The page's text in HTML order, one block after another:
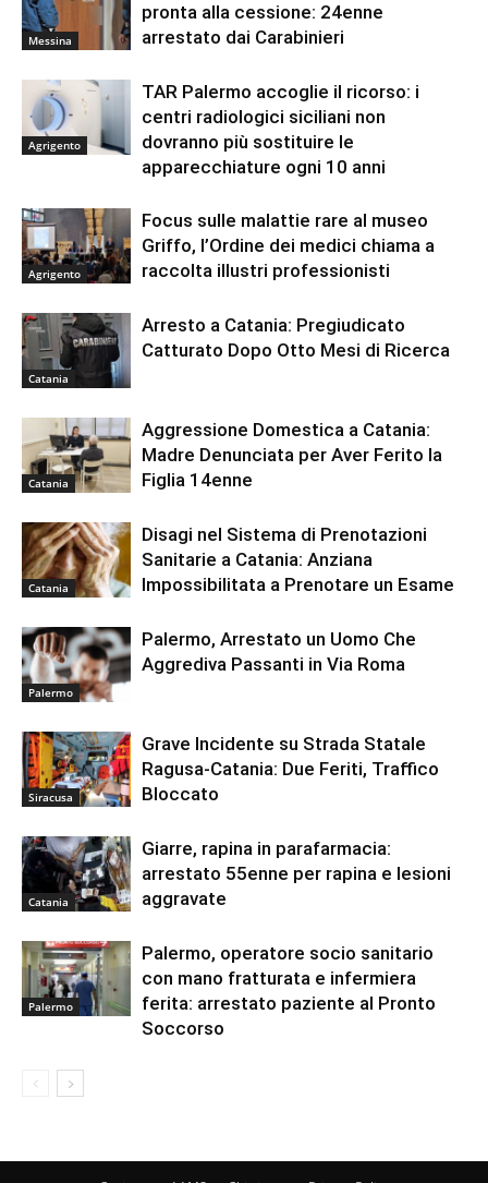
Messina
pronta alla cessione: 24enne
arrestato dai Carabinieri
Agrigento
TAR Palermo accoglie il ricorso: i
centri radiologici siciliani non
dovranno più sostituire le
apparecchiature ogni 10 anni
Agrigento
Focus sulle malattie rare al museo
Griffo, l’Ordine dei medici chiama a
raccolta illustri professionisti
Catania
Arresto a Catania: Pregiudicato
Catturato Dopo Otto Mesi di Ricerca
Catania
Aggressione Domestica a Catania:
Madre Denunciata per Aver Ferito la
Figlia 14enne
Catania
Disagi nel Sistema di Prenotazioni
Sanitarie a Catania: Anziana
Impossibilitata a Prenotare un Esame
Palermo
Palermo, Arrestato un Uomo Che
Aggrediva Passanti in Via Roma
Siracusa
Grave Incidente su Strada Statale
Ragusa-Catania: Due Feriti, Traffico
Bloccato
Catania
Giarre, rapina in parafarmacia:
arrestato 55enne per rapina e lesioni
aggravate
Palermo
Palermo, operatore socio sanitario
con mano fratturata e infermiera
ferita: arrestato paziente al Pronto
Soccorso